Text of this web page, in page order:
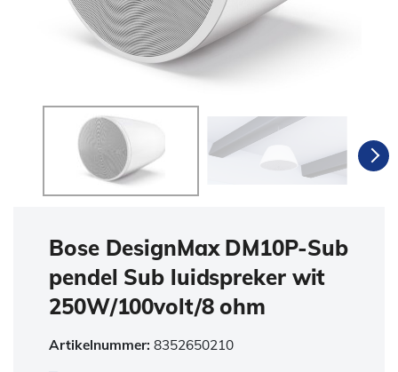
Bose DesignMax DM10P-Sub
pendel Sub luidspreker wit
250W/100volt/8 ohm
Artikelnummer: 8352650210